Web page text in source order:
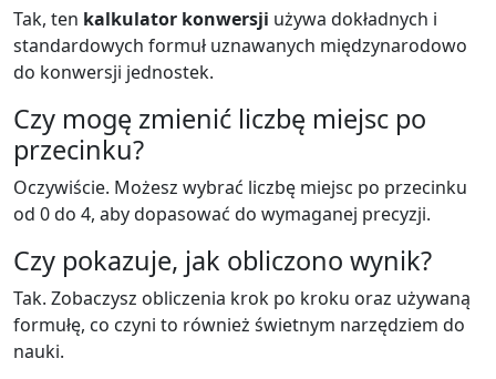
Tak, ten kalkulator konwersji używa dokładnych i
standardowych formuł uznawanych międzynarodowo
do konwersji jednostek.
Czy mogę zmienić liczbę miejsc po
przecinku?
Oczywiście. Możesz wybrać liczbę miejsc po przecinku
od 0 do 4, aby dopasować do wymaganej precyzji.
Czy pokazuje, jak obliczono wynik?
Tak. Zobaczysz obliczenia krok po kroku oraz używaną
formułę, co czyni to również świetnym narzędziem do
nauki.